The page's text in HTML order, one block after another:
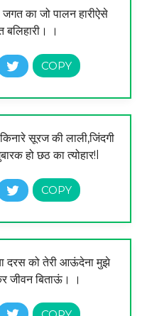
जगत का जो पालन हारीऐसे
बलिहारी। ।
सूरज की लाली,जिंदगी
हो छठ का त्योहार!l
दरस को तेरी आऊंदेना मुझे
जीवन बिताऊं। ।